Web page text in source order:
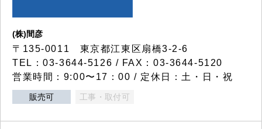
(株)間彦
〒135-0011 東京都江東区扇橋3-2-6
TEL：03-3644-5126 / FAX：03-3644-5120
営業時間：9:00〜17：00 / 定休日：土・日・祝
販売可 工事・取付可